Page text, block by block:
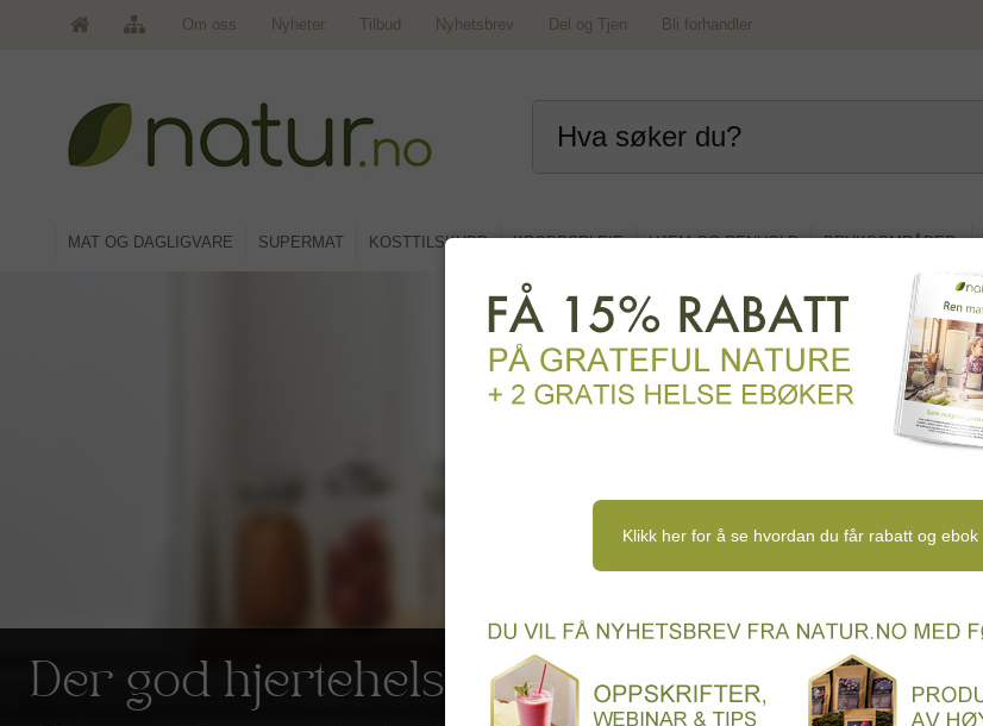
Om oss Nyheter Tilbud Nyhetsbrev Del og Tjen
Bli forhandler
MAT OG DAGLIGVARE SUPERMAT KOSTTILSKUDD KROPPSPLEIE HJEM OG RENHOLD BRUKSOMRÅDER
Der god hjertehelse begynner
Klikk her for å se hvordan du får rabatt og ebok